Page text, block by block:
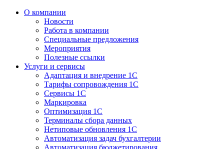
О компании
Новости
Работа в компании
Специальные предложения
Мероприятия
Полезные ссылки
Услуги и сервисы
Адаптация и внедрение 1С
Тарифы сопровождения 1С
Сервисы 1С
Маркировка
Оптимизация 1С
Терминалы сбора данных
Нетиповые обновления 1С
Автоматизация задач бухгалтерии
Автоматизация бюджетирования